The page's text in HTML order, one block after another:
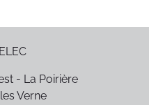
- La Poirière
Verne